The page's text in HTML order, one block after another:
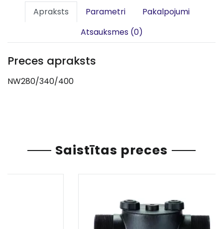
Apraksts Parametri
Pakalpojumi
Atsauksmes (0)
Preces apraksts
NW280/340/400
Saistītas preces